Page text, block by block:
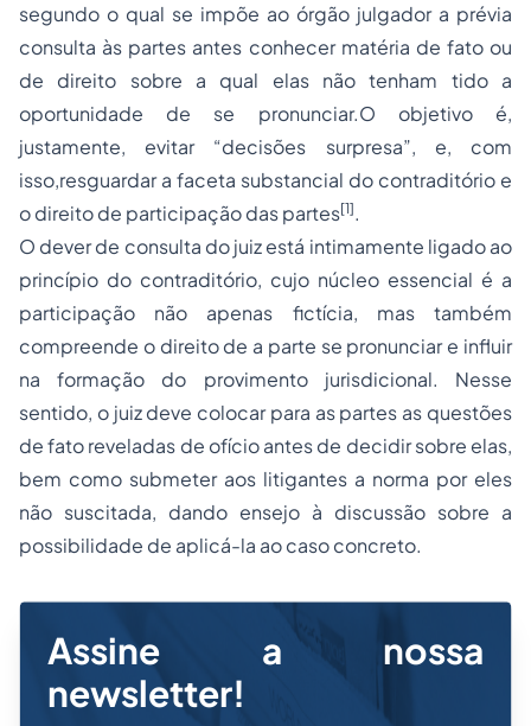
segundo o qual se impõe ao órgão julgador a prévia
consulta às partes antes conhecer matéria de fato ou
de direito sobre a qual elas não tenham tido a
oportunidade de se pronunciar.O objetivo é,
justamente, evitar “decisões surpresa”, e, com
isso,resguardar a faceta substancial do contraditório e
o direito de participação das partes[1].
O dever de consulta do juiz está intimamente ligado ao
princípio do contraditório, cujo núcleo essencial é a
participação não apenas fictícia, mas também
compreende o direito de a parte se pronunciar e influir
na formação do provimento jurisdicional. Nesse
sentido, o juiz deve colocar para as partes as questões
de fato reveladas de ofício antes de decidir sobre elas,
bem como submeter aos litigantes a norma por eles
não suscitada, dando ensejo à discussão sobre a
possibilidade de aplicá-la ao caso concreto.
Assine a nossa
newsletter!